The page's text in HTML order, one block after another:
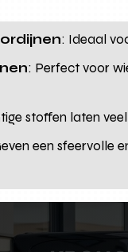
: Ideaal
: Perfect voor
stoffen laten
een sfeervolle